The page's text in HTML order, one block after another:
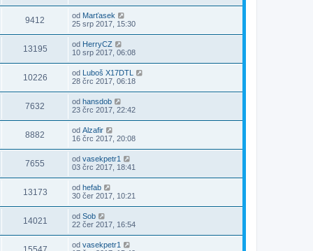
9412 od Marťasek
25 srp 2017, 15:30
13195 od HerryCZ
10 srp 2017, 06:08
10226 od Luboš X17DTL
28 črc 2017, 06:18
7632 od hansdob
23 črc 2017, 22:42
8882 od Alzafir
16 črc 2017, 20:08
7655 od vasekpetr1
03 črc 2017, 18:41
13173 od hefab
30 čer 2017, 10:21
14021 od Sob
22 čer 2017, 16:54
od vasekpetr1